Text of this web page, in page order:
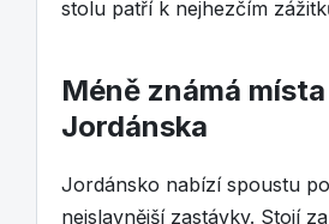
stolu patří k nejhezčím
Méně známá místa
Jordánska
Jordánsko nabízí spoustu
nejslavnější zastávky. Stojí